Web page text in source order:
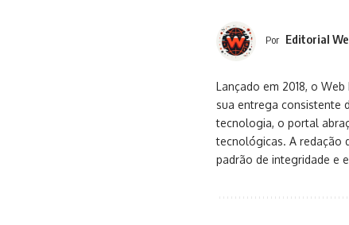
Por Editorial
Lançado em 2018, o
sua entrega consistente
tecnologia, o portal
tecnológicas. A redação
padrão de integridade e